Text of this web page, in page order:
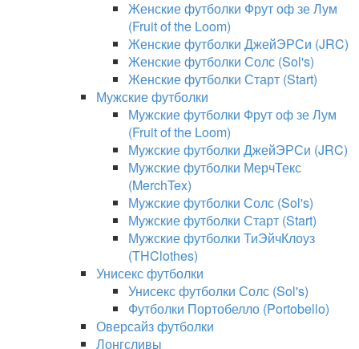
Женские футболки Фрут оф зе Лум
(Fruit of the Loom)
Женские футболки ДжейЭРСи (JRC)
Женские футболки Солс (Sol's)
Женские футболки Старт (Start)
Мужские футболки
Мужские футболки Фрут оф зе Лум
(Fruit of the Loom)
Мужские футболки ДжейЭРСи (JRC)
Мужские футболки МерчТекс
(MerchTex)
Мужские футболки Солс (Sol's)
Мужские футболки Старт (Start)
Мужские футболки ТиЭйчКлоуз
(THClothes)
Унисекс футболки
Унисекс футболки Солс (Sol's)
Футболки Портобелло (Portobello)
Оверсайз футболки
Лонгсливы